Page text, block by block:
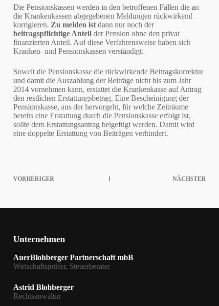
Die Pensionskassen werden in den betroffenen Fällen die an
die Krankenkassen abgegebenen Meldungen rückwirkend
korrigieren. Zu melden istdann nur noch der
beitragspflichtige Anteilder Pension ohne den privat
finanzierten Anteil. Auf diese Verfahrensweise haben sich
Kranken- und Pensionskassen verständigt.
Soweit die Pensionskasse die rückwirkende Beitragskorrektur
und damit die Auszahlung der Beiträge nicht bis zum Jahr
2014 vornehmen kann, erstattet die Krankenkasse auf Antrag
den restlichen Erstattungsbetrag. Eine Bescheinigung der
Pensionskasse, aus der hervorgeht, für welche Zeiträume
bereits eine Erstattung durch die Pensionskasse erfolgt ist,
sollte dem Erstattungsantrag beigefügt werden. Damit wird
eine doppelte Erstattung von Beiträgen verhindert.
VORHERIGER NÄCHSTER
Unternehmen
AuerBlohberger Partnerschaft mbB
Wirtschaftsprüfer, Steuerberater
Astrid Blohberger
Rechtsanwältin